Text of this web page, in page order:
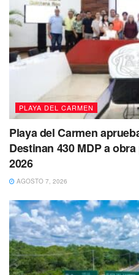
Navila Fernanda Sánchez
por última vez por sus
2023 en Cancún, Quintana
La joven fue reportada como
PLAYA DEL CARMEN
Playa del Carmen
Destinan 430 MDP a
2026
AGOSTO 7, 2026